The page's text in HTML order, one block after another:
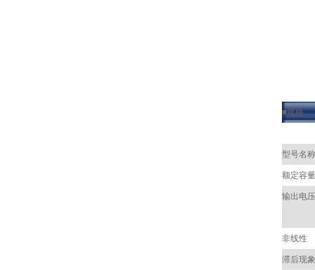
■规格
型号名称
额定容量
输出电压
非线性
滞后现象